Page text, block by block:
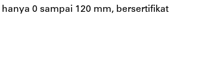
0 sampai 120 mm, bersertifikat